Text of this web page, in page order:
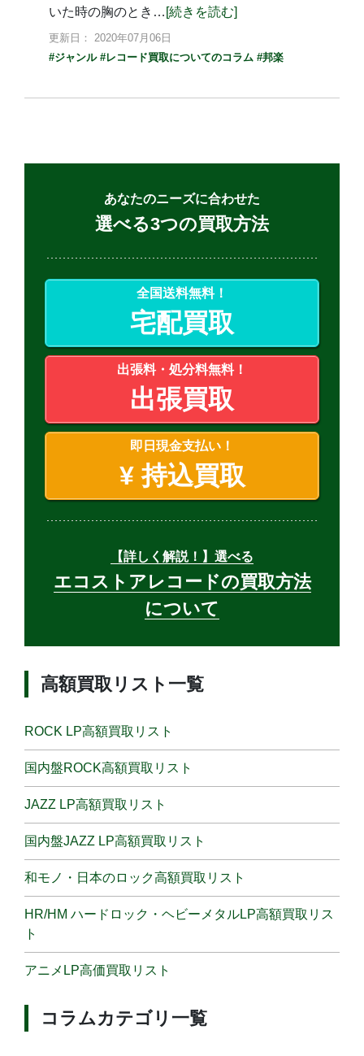
いた時の胸のとき… [続きを読む]
更新日： 2020年07月06日
#ジャンル #レコード買取についてのコラム #邦楽
あなたのニーズに合わせた
選べる3つの買取方法
全国送料無料！
宅配買取
出張料・処分料無料！
出張買取
即日現金支払い！
¥持込買取
【詳しく解説！】選べる
エコストアレコードの買取方法
について
高額買取リスト一覧
ROCK LP高額買取リスト
国内盤ROCK高額買取リスト
JAZZ LP高額買取リスト
国内盤JAZZ LP高額買取リスト
和モノ・日本のロック高額買取リスト
HR/HM ハードロック・ヘビーメタルLP高額買取リス
ト
アニメLP高価買取リスト
コラムカテゴリ一覧